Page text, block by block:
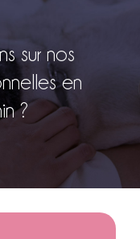
?
sur nos
en
?